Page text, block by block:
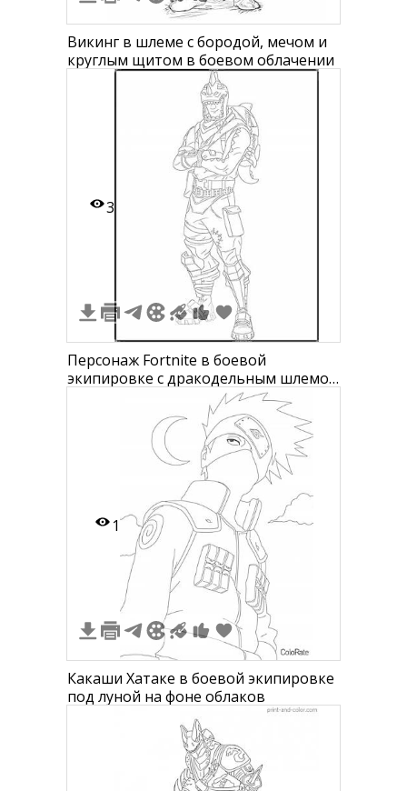
Викинг в шлеме с бородой, мечом и
круглым щитом в боевом облачении
3
Персонаж Fortnite в боевой
экипировке с дракодельным шлемом
1
Какаши Хатаке в боевой экипировке
под луной на фоне облаков